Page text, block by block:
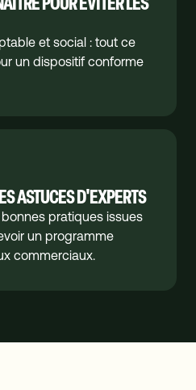
et social : tout ce
un dispositif conforme
ASTUCES D'EXPERTS
pratiques issues
un programme
commerciaux.